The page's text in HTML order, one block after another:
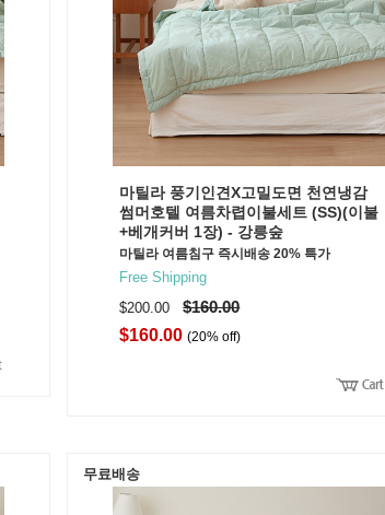
마틸라 풍기인견X고밀도면 천연냉감
썸머호텔 여름차렵이불세트 (SS)(이불
+베개커버 1장) - 강릉숲
마틸라 여름침구 즉시배송 20% 특가
Free Shipping
$200.00$160.00
$160.00(20% off)
무료배송